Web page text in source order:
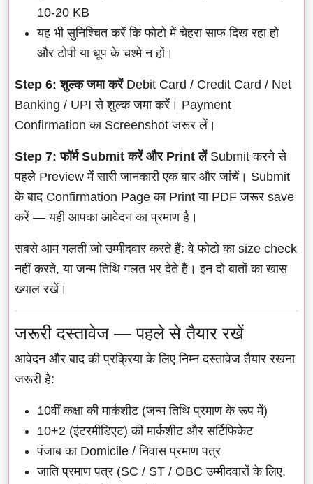
10-20 KB
यह भी सुनिश्चित करें कि फोटो में चेहरा साफ दिख रहा हो
और टोपी या धूप के चश्मे न हों।
Step 6: शुल्क जमा करेंDebit Card / Credit Card / Net
Banking / UPI से शुल्क जमा करें। Payment
Confirmation का Screenshot जरूर लें।
Step 7: फॉर्म Submit करें और Print लेंSubmit करने से
पहले Preview में सारी जानकारी एक बार और जांचें। Submit
के बाद Confirmation Page का Print या PDF जरूर save
करें — यही आपका आवेदन का प्रमाण है।
सबसे आम गलती जो उम्मीदवार करते हैं: वे फोटो का size check
नहीं करते, या जन्म तिथि गलत भर देते हैं। इन दो बातों का खास
ख्याल रखें।
जरूरी दस्तावेज — पहले से तैयार रखें
आवेदन और बाद की प्रक्रिया के लिए निम्न दस्तावेज तैयार रखना
जरूरी है:
10वीं कक्षा की मार्कशीट (जन्म तिथि प्रमाण के रूप में)
10+2 (इंटरमीडिएट) की मार्कशीट और सर्टिफिकेट
पंजाब का Domicile / निवास प्रमाण पत्र
जाति प्रमाण पत्र (SC / ST / OBC उम्मीदवारों के लिए,